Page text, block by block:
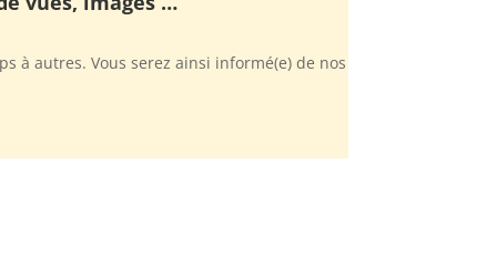
à autres. Vous serez ainsi informé(e) de nos